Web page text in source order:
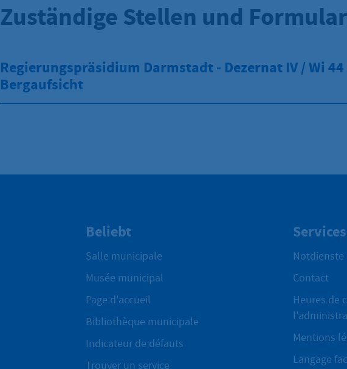
Zuständige Stellen und
Regierungspräsidium Darmstadt - Dezernat IV / Wi 44
Bergaufsicht
Beliebt
Salle municipale
Musée municipal
Page d'accueil
Bibliothèque municipale
Indicateur de défauts
Trouver un service
Services
Notdienste
Contact
Heures de
Mentions
Langage